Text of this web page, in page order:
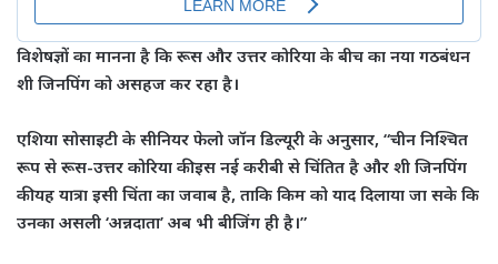
​विशेषज्ञों का मानना है कि रूस और उत्तर कोरिया के बीच का नया गठबंधन
शी जिनपिंग को असहज कर रहा है।
एशिया सोसाइटी के सीनियर फेलो जॉन डिल्यूरी के अनुसार, “चीन निश्चित
रूप से रूस-उत्तर कोरिया की इस नई करीबी से चिंतित है और शी जिनपिंग
की यह यात्रा इसी चिंता का जवाब है, ताकि किम को याद दिलाया जा सके कि
उनका असली ‘अन्नदाता’ अब भी बीजिंग ही है।”